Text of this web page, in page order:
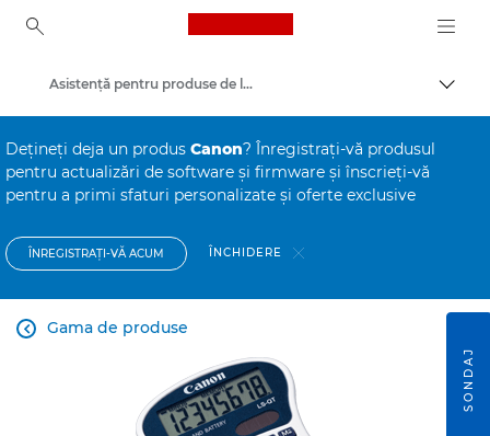
Canon Logo, back to
Asistenţă pentru produse de larg consum
Deţineţi deja un produs Canon? Înregistraţi-vă produsul
pentru actualizări de software şi firmware şi înscrieţi-vă
pentru a primi sfaturi personalizate şi oferte exclusive
ÎNREGISTRAŢI-VĂ ACUM ÎNCHIDERE
Gama de produse

SONDAJ